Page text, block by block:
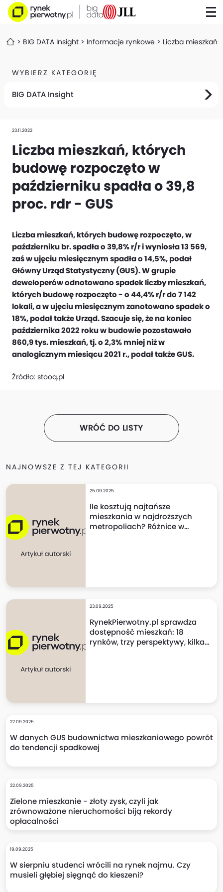
BIG DATA Insight Informacje rynkowe Liczba
WYBIERZ KATEGORIĘ
BIG DATA Insight
23.11.2022
Liczba mieszkań, których
budowę rozpoczęto w
październiku spadła o 39,8
proc. rdr - GUS
Liczba mieszkań, których budowę rozpoczęto, w
październiku br. spadła o 39,8% r/r i wyniosła 13 569,
zaś w ujęciu miesięcznym spadła o 14,5%, podał
Główny Urząd Statystyczny (GUS). W grupie
deweloperów odnotowano spadek liczby mieszkań,
których budowę rozpoczęto - o 44,4% r/r do 7 142
lokali, a w ujęciu miesięcznym zanotowano spadek o
18%, podał także Urząd. Szacuje się, że na koniec
października 2022 roku w budowie pozostawało
860,9 tys. mieszkań, tj. o 2,3% mniej niż w
analogicznym miesiącu 2021 r., podał także GUS.
Źródło: stooq.pl
WRÓĆ DO LISTY
NAJNOWSZE Z TEJ KATEGORII
25.09.2025
Ile kosztują najtańsze
mieszkania w najdroższych
metropoliach? Różnice w
23.09.2025
RynekPierwotny.pl sprawdza
dostępność mieszkań: 18
rynków, trzy perspektywy, kilka
22.09.2025
W danych GUS budownictwa mieszkaniowego powrót
do tendencji spadkowej
22.09.2025
Zielone mieszkanie - złoty zysk, czyli jak
zrównoważone nieruchomości biją rekordy
opłacalności
19.09.2025
W sierpniu studenci wrócili na rynek najmu. Czy
musieli głębiej sięgnąć do kieszeni?